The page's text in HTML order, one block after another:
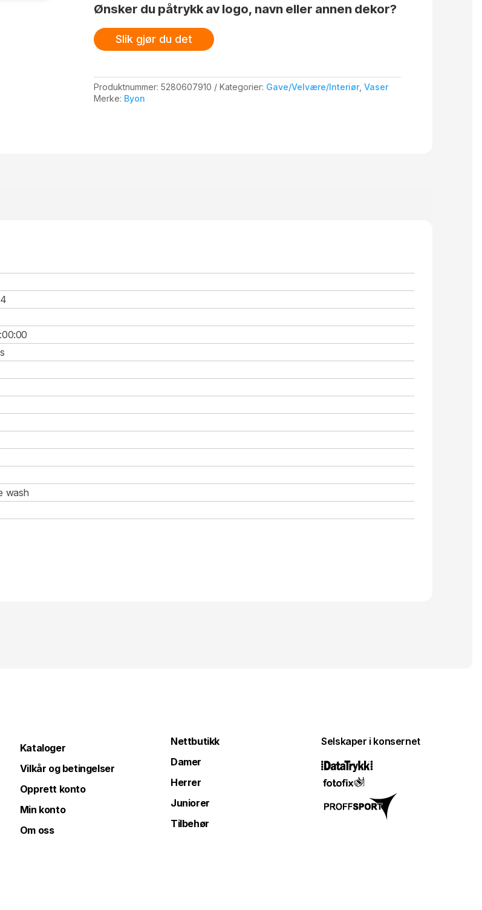
Ønsker du påtrykk av logo, navn eller annen dekor?
Slik gjør du det
Produktnummer: 5280607910 Kategorier: Gave/Velvære/Interiør, Vaser
Merke: Byon
wash
Kataloger
Vilkår og betingelser
Opprett konto
Min konto
Om oss
Nettbutikk
Damer
Herrer
Juniorer
Tilbehør
Selskaper i konsernet